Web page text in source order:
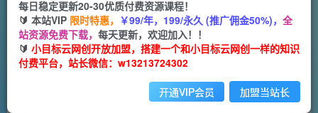
宝妈IP轻创营第三期，人人都能抓住的流量风口
此内容为付费资源，请付费后查看
9.9 限时特惠
云币99
付费资源
每日稳定更新20-30优质付费资源课程！
🔰 本站VIP 限时特惠， ￥99/年，199/永久 (推广佣金50%)， 全
站资源免费下载， 每天更新，欢迎加入！！
🔰 小目标云网创开放加盟，搭建一个和小目标云网创一样的知识
付费平台，站长微信：w13213724302
开通VIP会员 加盟当站长